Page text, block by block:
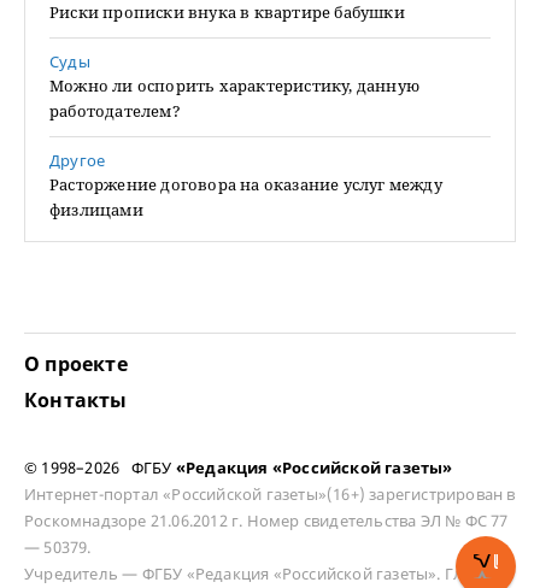
Риски прописки внука в квартире бабушки
Суды
Можно ли оспорить характеристику, данную
работодателем?
Другое
Расторжение договора на оказание услуг между
физлицами
О проекте
Контакты
© 1998–2026 ФГБУ «Редакция «Российской газеты»
Интернет-портал «Российской газеты»(16+) зарегистрирован в
Роскомнадзоре 21.06.2012 г. Номер свидетельства ЭЛ № ФС 77
— 50379.
Учредитель — ФГБУ «Редакция «Российской газеты». Главный